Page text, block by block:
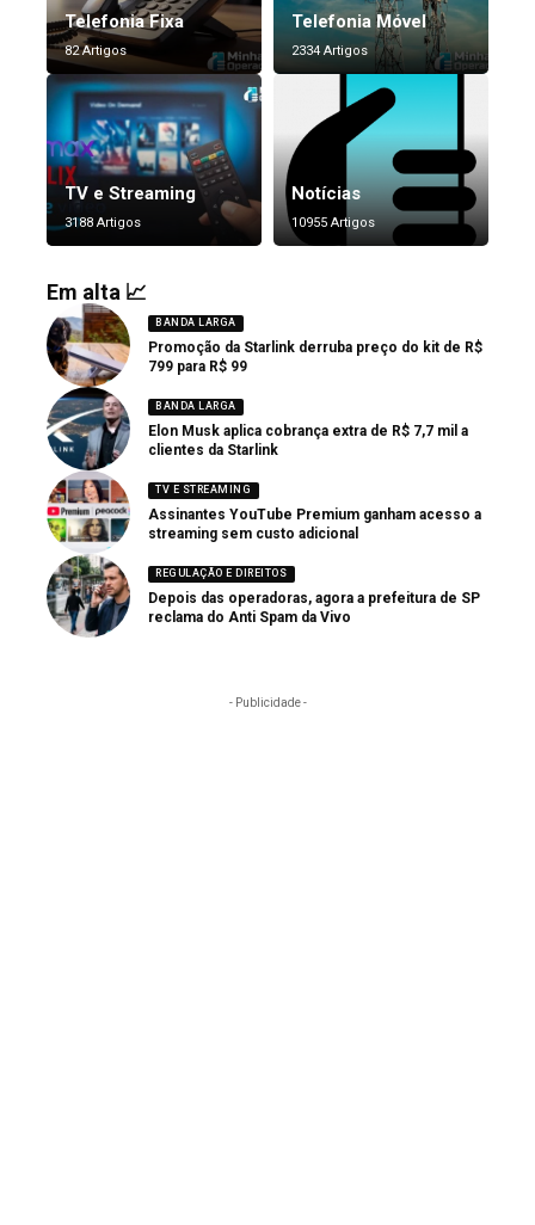
Telefonia Fixa
82 Artigos
Telefonia Móvel
2334 Artigos
TV e Streaming
3188 Artigos
Notícias
10955 Artigos
Em alta 📈
BANDA LARGA
Promoção da Starlink derruba preço do kit de R$
799 para R$ 99
BANDA LARGA
Elon Musk aplica cobrança extra de R$ 7,7 mil a
clientes da Starlink
TV E STREAMING
Assinantes YouTube Premium ganham acesso a
streaming sem custo adicional
REGULAÇÃO E DIREITOS
Depois das operadoras, agora a prefeitura de SP
reclama do Anti Spam da Vivo
- Publicidade -